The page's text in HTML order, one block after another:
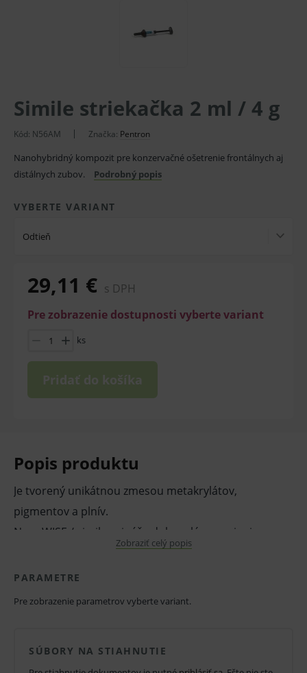
Simile striekačka 2 ml / 4 g
Kód: N56AM Značka: Pentron
Nanohybridný kompozit pre konzervačné ošetrenie frontálnych aj
distálnych zubov.
Podrobný popis
VYBERTE VARIANT
Odtieň
29,11 € s DPH
Pre zobrazenie dostupnosti vyberte variant
ks
Pridať do košíka
Popis produktu
Je tvorený unikátnou zmesou metakrylátov,
pigmentov a plnív.
NanoWISE / simile prináša dokonalé prepojenie
najlepších mechanických a estetických vlastností.
Odtiene kompozitu NanoWISE boli vyvinuté tak, aby
Zobraziť celý popis
PARAMETRE
Pre zobrazenie parametrov vyberte variant.
SÚBORY NA STIAHNUTIE